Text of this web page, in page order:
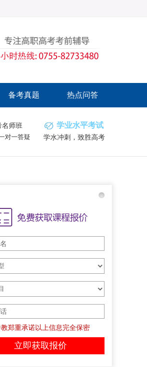
备考真题 热点问答
名师班
对一答疑
学业水平考试
学水冲刺，致胜高考
郑重承诺以上信息完全保密